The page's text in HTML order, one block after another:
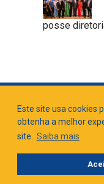
Este site usa cookies
obtenha a melhor
site.
Saiba mais
posse
Nataly Valentini, 317
(No Largo
Copyright ©2026 |